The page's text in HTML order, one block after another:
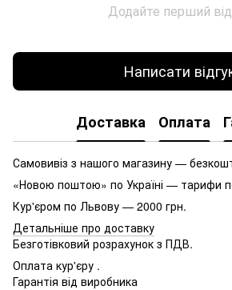
Додайте перший
Написати
Доставка Оплата
Самовивіз з нашого магазину —
«Новою поштою» по Україні — тарифи
Кур'єром по Львову — 2000 грн.
Детальніше про доставку
Безготівковий розрахунок з ПДВ.
Оплата кур'єру .
Гарантія від виробника